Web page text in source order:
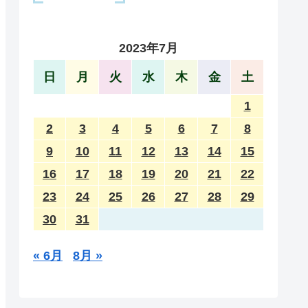
2023年7月
日 月 火 水 木 金 土
1
2
3 4 5 6 7
8
9
10 11 12 13 14
15
16
17 18 19 20 21
22
23
24 25 26 27 28
29
30
31
« 6月 8月 »